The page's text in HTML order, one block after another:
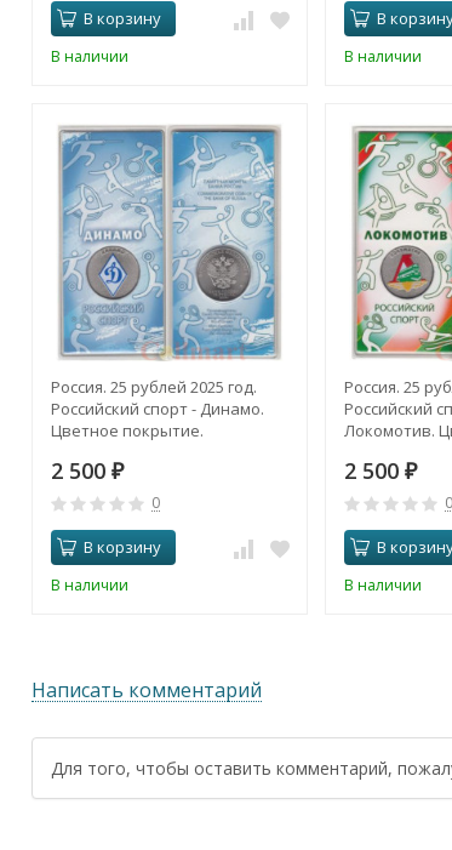
В корзину
В наличии
В
В наличии
Россия. 25 рублей 2025 год.
Российский спорт - Динамо.
Цветное покрытие.
2 500 ₽
0
В корзину
В наличии
Россия. 25
Российский
Локомотив.
2 500₽
0
В
В наличии
Написать комментарий
Для того, чтобы оставить комментарий,